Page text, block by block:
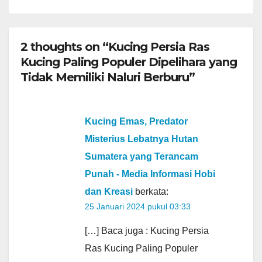
2 thoughts on “Kucing Persia Ras
Kucing Paling Populer Dipelihara yang
Tidak Memiliki Naluri Berburu”
Kucing Emas, Predator
Misterius Lebatnya Hutan
Sumatera yang Terancam
Punah - Media Informasi Hobi
dan Kreasi berkata:
25 Januari 2024 pukul 03:33
[…] Baca juga : Kucing Persia
Ras Kucing Paling Populer